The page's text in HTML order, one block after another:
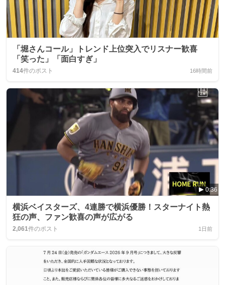
「堀さんコール」トレンド上位突入でリスナー歓喜
「笑った」「面白すぎ」
414件のポスト 16時間前
0:36
横浜ベイスターズ、4連勝で横浜優勝！スターナイト熱
狂の声、ファン歓喜の声が広がる
2,061件のポスト 1日前